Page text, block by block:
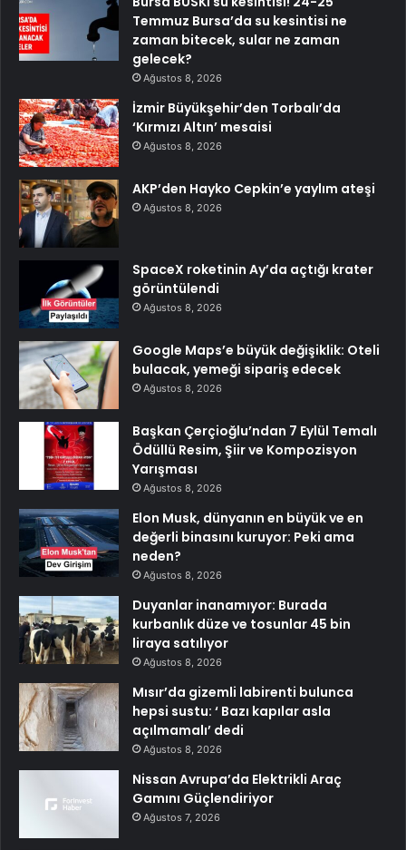
Temmuz Bursa’da su kesintisi ne
zaman bitecek, sular ne zaman
gelecek?
Ağustos 8, 2026
İzmir Büyükşehir’den Torbalı’da
‘Kırmızı Altın’ mesaisi
Ağustos 8, 2026
AKP’den Hayko Cepkin’e yaylım ateşi
Ağustos 8, 2026
SpaceX roketinin Ay’da açtığı krater
görüntülendi
Ağustos 8, 2026
Google Maps’e büyük değişiklik: Oteli
bulacak, yemeği sipariş edecek
Ağustos 8, 2026
Başkan Çerçioğlu’ndan 7 Eylül Temalı
Ödüllü Resim, Şiir ve Kompozisyon
Yarışması
Ağustos 8, 2026
Elon Musk, dünyanın en büyük ve en
değerli binasını kuruyor: Peki ama
neden?
Ağustos 8, 2026
Duyanlar inanamıyor: Burada
kurbanlık düze ve tosunlar 45 bin
liraya satılıyor
Ağustos 8, 2026
Mısır’da gizemli labirenti bulunca
hepsi sustu: ‘ Bazı kapılar asla
açılmamalı’ dedi
Ağustos 8, 2026
Nissan Avrupa’da Elektrikli Araç
Gamını Güçlendiriyor
Ağustos 7, 2026